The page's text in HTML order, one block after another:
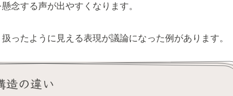
念する声が出やすくなります。
ったように見える表現が議論になった例があります。
造の違い